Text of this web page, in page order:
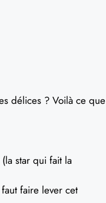
délices ? Voilà ce que
star qui fait la
faire lever cet